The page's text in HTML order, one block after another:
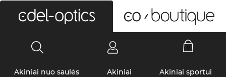
Akiniai nuo saulės Akiniai Akiniai sportui